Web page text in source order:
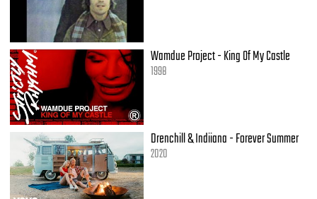
Wamdue Project - King Of My Castle
1998
Drenchill & Indiiana - Forever Summer
2020